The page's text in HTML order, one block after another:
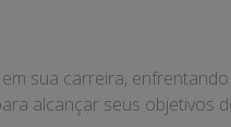
sua carreira,
alcançar seus objetivos